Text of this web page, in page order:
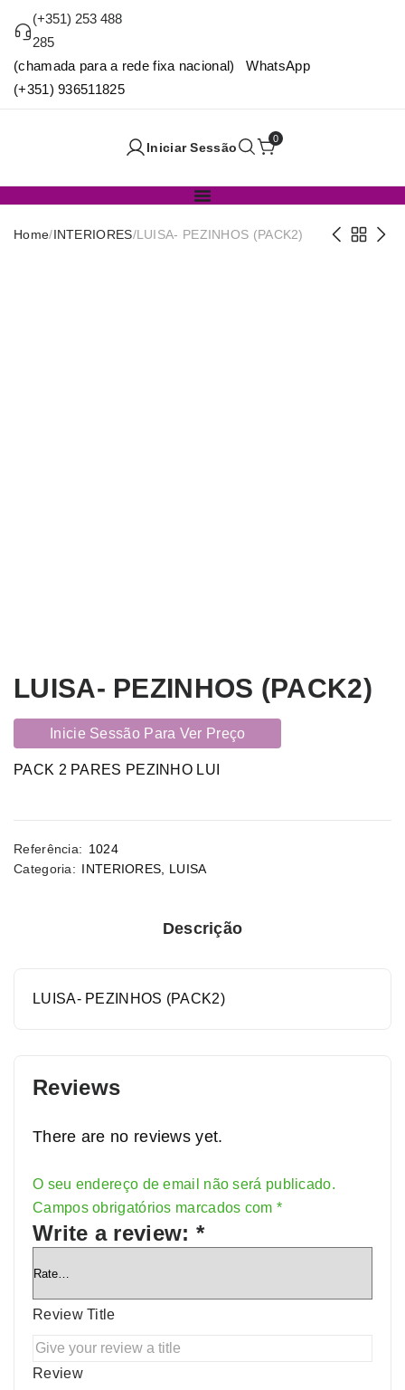
(+351) 253 488
285
(chamada para a rede fixa nacional) WhatsApp
(+351) 936511825
Iniciar Sessão
0
Home/INTERIORES/LUISA- PEZINHOS (PACK2)
LUISA- PEZINHOS (PACK2)
Inicie Sessão Para Ver Preço
PACK 2 PARES PEZINHO LUI
Referência: 1024
Categoria: INTERIORES LUISA
Descrição
LUISA- PEZINHOS (PACK2)
Reviews
There are no reviews yet.
O seu endereço de email não será publicado.
Campos obrigatórios marcados com *
Write a review: *
Review Title
Review
Alternative: